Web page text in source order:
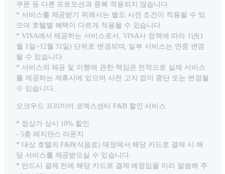
쿠폰 등 다른 프로모션과 중복 적용되지 않습니다.
* 서비스를 제공받기 위해서는 별도 사전 조건이 적용될 수 있
으며 호텔별 혜택이 다르게 적용될 수 있습니다.
* VISA에서 제공하는 서비스로서, VISA사 정책에 따라 1년(1
월 1일~12월 31일) 단위로 변경되며, 일부 서비스는 연중 변경
될 수 있습니다.
* 서비스의 제공 및 이행에 관한 책임은 전적으로 실제 서비스
를 제공하는 제휴사에 있으며 사전 고지 없이 중단 또는 변경될
수 있습니다.
오크우드 프리미어 코엑스센터 F&B 할인 서비스
* 정상가 상시 10% 할인
- 5층 레지던스 라운지
* 대상 호텔의 F&B(식음료) 매장에서 해당 카드로 결제 시 해
당 서비스를 제공받으실 수 있습니다.
* 반드시 결제 전에 해당 카드로 결제 예정임을 미리 말씀해 주